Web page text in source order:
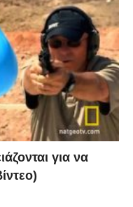
για να